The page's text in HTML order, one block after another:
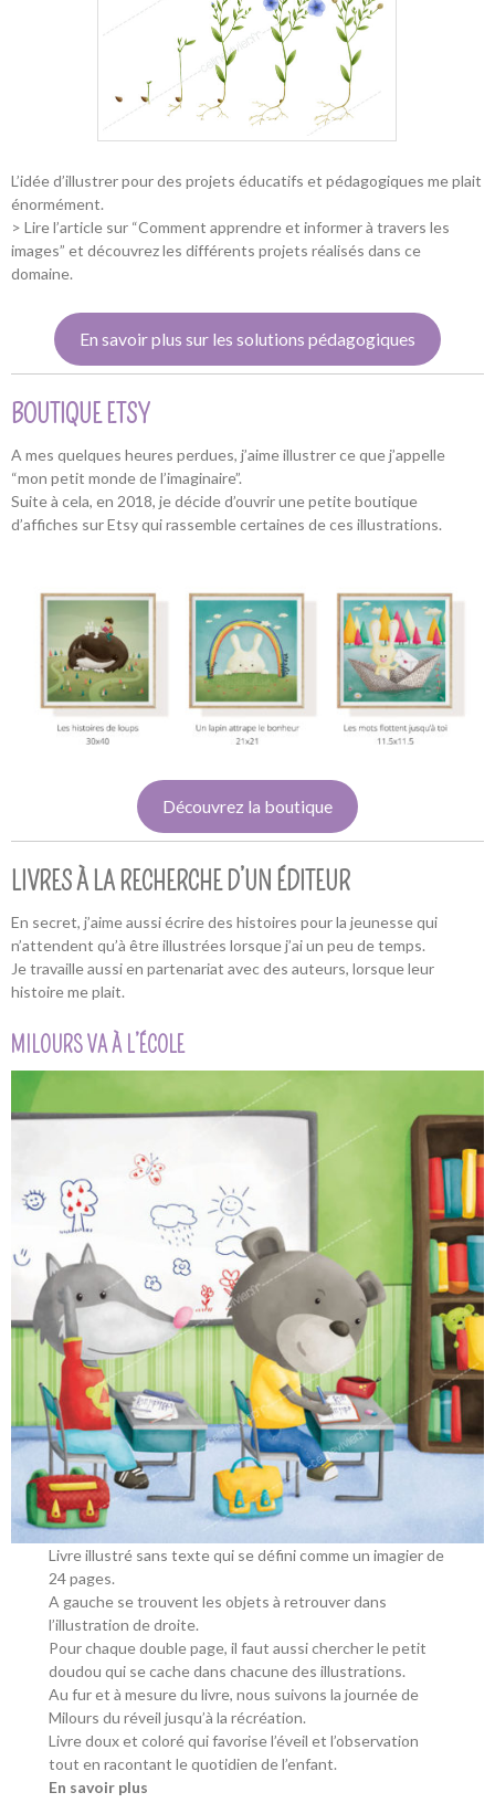
L’idée d’illustrer pour des projets éducatifs et pédagogiques me plait
énormément.
> Lire l’article sur “Comment apprendre et informer à travers les
images” et découvrez les différents projets réalisés dans ce
domaine.
En savoir plus sur les solutions pédagogiques
BOUTIQUE ETSY
A mes quelques heures perdues, j’aime illustrer ce que j’appelle
“mon petit monde de l’imaginaire”.
Suite à cela, en 2018, je décide d’ouvrir une petite boutique
d’affiches sur Etsy qui rassemble certaines de ces illustrations.
Découvrez la boutique
LIVRES À LA RECHERCHE D’UN ÉDITEUR
En secret, j’aime aussi écrire des histoires pour la jeunesse qui
n’attendent qu’à être illustrées lorsque j’ai un peu de temps.
Je travaille aussi en partenariat avec des auteurs, lorsque leur
histoire me plait.
MILOURS VA À L’ÉCOLE
Livre illustré sans texte qui se défini comme un imagier de
24 pages.
A gauche se trouvent les objets à retrouver dans
l’illustration de droite.
Pour chaque double page, il faut aussi chercher le petit
doudou qui se cache dans chacune des illustrations.
Au fur et à mesure du livre, nous suivons la journée de
Milours du réveil jusqu’à la récréation.
Livre doux et coloré qui favorise l’éveil et l’observation
tout en racontant le quotidien de l’enfant.
En savoir plus